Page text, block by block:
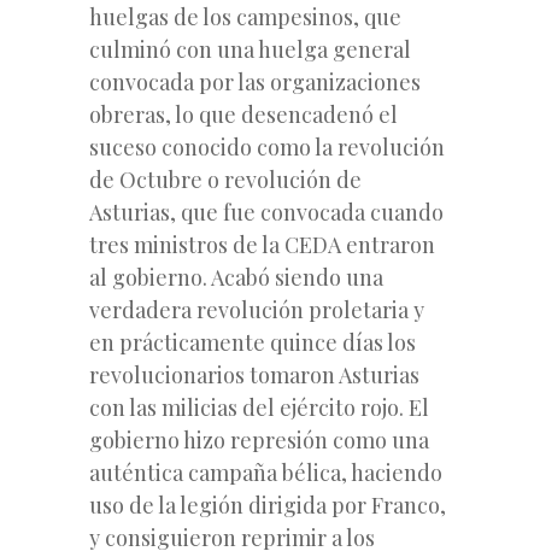
huelgas de los campesinos, que
culminó con una huelga general
convocada por las organizaciones
obreras, lo que desencadenó el
suceso conocido como la revolución
de Octubre o revolución de
Asturias, que fue convocada cuando
tres ministros de la CEDA entraron
al gobierno. Acabó siendo una
verdadera revolución proletaria y
en prácticamente quince días los
revolucionarios tomaron Asturias
con las milicias del ejército rojo. El
gobierno hizo represión como una
auténtica campaña bélica, haciendo
uso de la legión dirigida por Franco,
y consiguieron reprimir a los